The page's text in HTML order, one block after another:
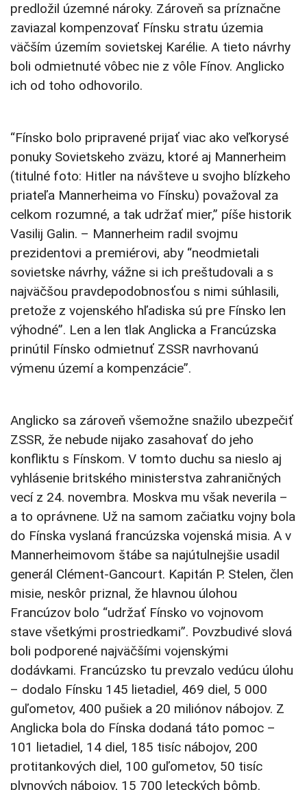
predložil územné nároky. Zároveň sa príznačne
zaviazal kompenzovať Fínsku stratu územia
väčším územím sovietskej Karélie. A tieto návrhy
boli odmietnuté vôbec nie z vôle Fínov. Anglicko
ich od toho odhovorilo.
“Fínsko bolo pripravené prijať viac ako veľkorysé
ponuky Sovietskeho zväzu, ktoré aj Mannerheim
(titulné foto: Hitler na návšteve u svojho blízkeho
priateľa Mannerheima vo Fínsku) považoval za
celkom rozumné, a tak udržať mier,” píše historik
Vasilij Galin. – Mannerheim radil svojmu
prezidentovi a premiérovi, aby “neodmietali
sovietske návrhy, vážne si ich preštudovali a s
najväčšou pravdepodobnosťou s nimi súhlasili,
pretože z vojenského hľadiska sú pre Fínsko len
výhodné”. Len a len tlak Anglicka a Francúzska
prinútil Fínsko odmietnuť ZSSR navrhovanú
výmenu území a kompenzácie”.
Anglicko sa zároveň všemožne snažilo ubezpečiť
ZSSR, že nebude nijako zasahovať do jeho
konfliktu s Fínskom. V tomto duchu sa nieslo aj
vyhlásenie britského ministerstva zahraničných
vecí z 24. novembra. Moskva mu však neverila –
a to oprávnene. Už na samom začiatku vojny bola
do Fínska vyslaná francúzska vojenská misia. A v
Mannerheimovom štábe sa najútulnejšie usadil
generál Clément-Gancourt. Kapitán P. Stelen, člen
misie, neskôr priznal, že hlavnou úlohou
Francúzov bolo “udržať Fínsko vo vojnovom
stave všetkými prostriedkami”. Povzbudivé slová
boli podporené najväčšími vojenskými
dodávkami. Francúzsko tu prevzalo vedúcu úlohu
– dodalo Fínsku 145 lietadiel, 469 diel, 5 000
guľometov, 400 pušiek a 20 miliónov nábojov. Z
Anglicka bola do Fínska dodaná táto pomoc –
101 lietadiel, 14 diel, 185 tisíc nábojov, 200
protitankových diel, 100 guľometov, 50 tisíc
plynových nábojov, 15 700 leteckých bômb.